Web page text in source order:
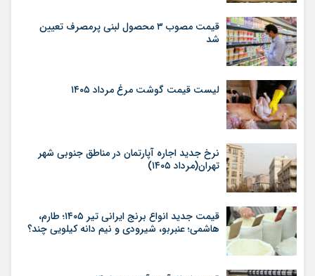
قیمت مصوب ۳ محصول لبنی پرمصرف تعیین
شد
لیست قیمت گوشت مرغ مرداد ۱۴۰۵
نرخ جدید اجاره آپارتمان در مناطق جنوبی شهر
تهران(مرداد ۱۴۰۵)
قیمت جدید انواع برنج ایرانی تیر ۱۴۰۵؛ طارم،
هاشمی؛ عنبربو، شیرودی و نیم دانه کیلویی چند؟